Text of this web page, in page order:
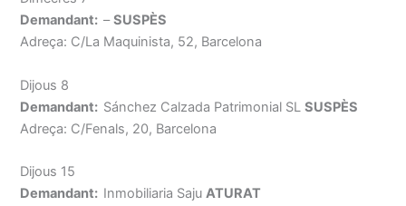
Demandant:–SUSPÈS
Adreça: C/La Maquinista, 52, Barcelona
Dijous 8
Demandant: Sánchez Calzada Patrimonial SLSUSPÈS
Adreça: C/Fenals, 20, Barcelona
Dijous 15
Demandant: Inmobiliaria SajuATURAT